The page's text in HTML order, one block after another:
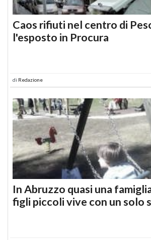
Caos rifiuti nel centro di
l'esposto in Procura
di Redazione
In Abruzzo quasi una
figli piccoli vive con un solo